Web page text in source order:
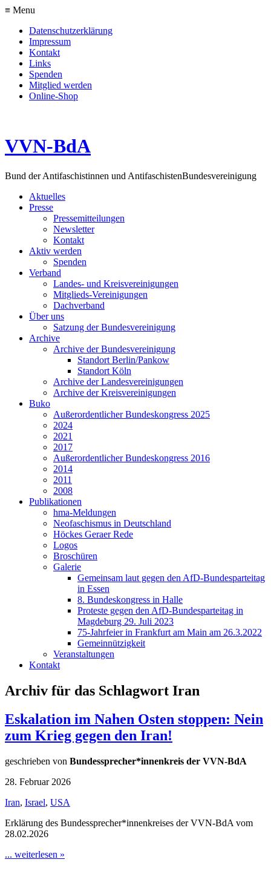
≡ Menu
Datenschutzerklärung
Impressum
Kontakt
Links
Spenden
Mitglied werden
Online-Shop
VVN-BdA
Bund der Antifaschistinnen und AntifaschistenBundesvereinigung
Aktuelles
Presse
Pressemitteilungen
Newsletter
Kontakt
Aktiv werden
Spenden
Verband
Landes- und Kreisvereinigungen
Mitglieds-Vereinigungen
Dachverband
Über uns
Satzung der Bundesvereinigung
Archive
Archive der Bundesvereinigung
Standort Berlin/Pankow
Standort Köln
Archive der Landesvereinigungen
Archive der Kreisvereinigungen
Buko
Außerordentlicher Bundeskongress 2025
2024
2021
2017
Außerordentlicher Bundeskongress 2016
2014
2011
2008
Publikationen
hma-Meldungen
Neofaschismus in Deutschland
Höckes Geraer Rede
Logos
Broschüren
Galerie
Gemeinsam laut gegen den AfD-Bundesparteitag
in Essen
8. Bundeskongress in Halle
Proteste gegen den AfD-Bundesparteitag in
Magdeburg 29. Juli 2023
75-Jahrfeier in Frankfurt am Main am 26.3.2022
Gemeinnützigkeit
Veranstaltungen
Kontakt
Archiv für das Schlagwort Iran
Eskalation im Nahen Osten stoppen: Nein
zum Krieg gegen den Iran!
geschrieben von Bundessprecher*innenkreis der VVN-BdA
28. Februar 2026
Iran, Israel, USA
Erklärung des Bundessprecher*innenkreises der VVN-BdA vom
28.02.2026
... weiterlesen »